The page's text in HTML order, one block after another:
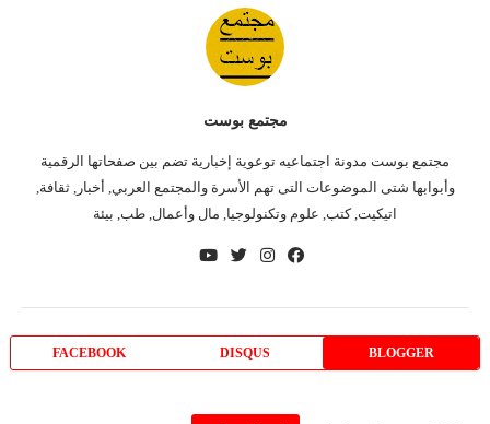
مجتمع بوست
مجتمع بوست مدونة اجتماعيه توعوية إخبارية تضم بين صفحاتها الرقمية
وأبوابها شتى الموضوعات التى تهم الأسرة والمجتمع العربي, أخبار, ثقافة,
اتيكيت, كتب, علوم وتكنولوجيا, مال وأعمال, طب, بيئة
BLOGGER
DISQUS
FACEBOOK